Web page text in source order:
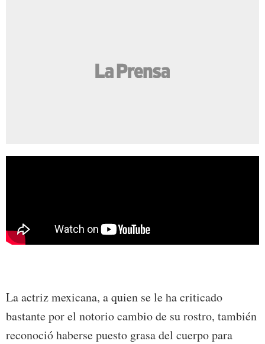
La actriz mexicana, a quien se le ha criticado
bastante por el notorio cambio de su rostro, también
reconoció haberse puesto grasa del cuerpo para